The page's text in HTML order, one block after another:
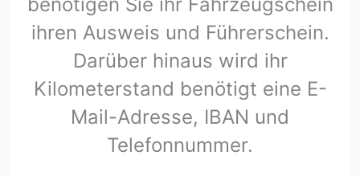
ihren Ausweis und Führerschein.
Darüber hinaus wird ihr
Kilometerstand benötigt eine E-
Mail-Adresse, IBAN und
Telefonnummer.